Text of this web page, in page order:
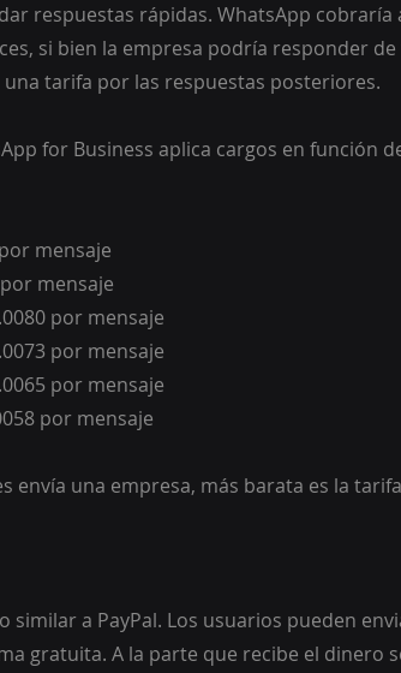
respuestas rápidas. WhatsApp cobraría
si bien la empresa podría responder
tarifa por las respuestas posteriores.
for Business aplica cargos en función
mensaje
mensaje
por mensaje
por mensaje
por mensaje
por mensaje
envía una empresa, más barata es la
similar a PayPal. Los usuarios pueden
gratuita. A la parte que recibe el dinero